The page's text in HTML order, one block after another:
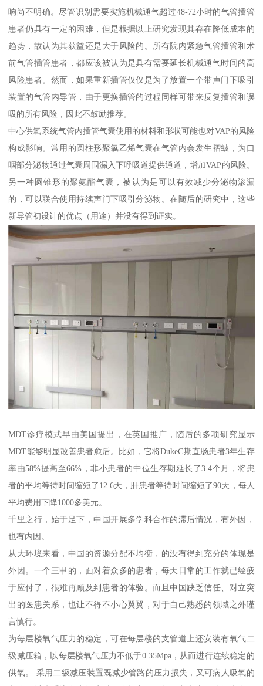
响尚不明确。尽管识别需要实施机械通气超过48-72小时的气管插管
患者仍具有一定的困难，但是根据以上研究发现其存在降低成本的
趋势，故认为其获益还是大于风险的。所有院内紧急气管插管和术
前气管插管患者，都应该被认为是具有需要延长机械通气时间的高
风险患者。然而，如果重新插管仅仅是为了放置一个带声门下吸引
装置的气管内导管，由于更换插管的过程同样可带来反复插管和误
吸的所有风险，因此不鼓励推荐。
中心供氧系统气管内插管气囊使用的材料和形状可能也对VAP的风险
构成影响。常用的圆柱形聚氯乙烯气囊在气管内会发生褶皱，为口
咽部分泌物通过气囊周围漏入下呼吸道提供通道，增加VAP的风险。
另一种圆锥形的聚氨酯气囊，被认为是可以有效减少分泌物渗漏
的，可以联合使用持续声门下吸引分泌物。在随后的研究中，这些
新导管初设计的优点（用途）并没有得到证实。
MDT诊疗模式早由美国提出，在英国推广，随后的多项研究显示
MDT能够明显改善患者愈后。比如，它将DukeC期直肠患者3年生存
率由58%提高至66%，非小患者的中位生存期延长了3.4个月，将患
者的平均等待时间缩短了12.6天，肝患者等待时间缩短了90天，每人
平均费用下降1000多美元。
千里之行，始于足下，中国开展多学科合作的滞后情况，有外因，
也有内因。
从大环境来看，中国的资源分配不均衡，的没有得到充分的体现是
外因。一个三甲的，面对着众多的患者，每天日常的工作就已经疲
于应付了，很难再顾及到患者的体验。而且中国缺乏信任、对立突
出的医患关系，也让不得不小心翼翼，对于自己熟悉的领域之外谨
言慎行。
为每层楼氧气压力的稳定，可在每层楼的支管道上还安装有氧气二
级减压箱，以每层楼氧气压力不低于0.35Mpa，从而进行连续稳定的
供氧。 采用二级减压装置既减少管路的压力损失，又可病人吸氧的